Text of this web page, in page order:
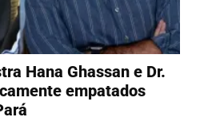
Hana Ghassan e Dr.
empatados